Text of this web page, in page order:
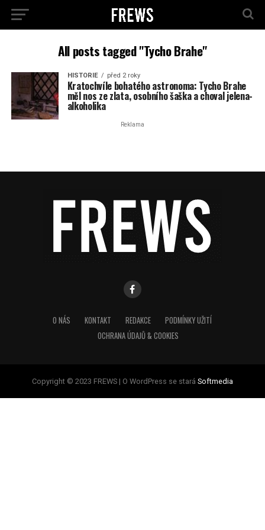
All posts tagged "Tycho Brahe"
HISTORIE před 2 roky
Kratochvíle bohatého astronoma: Tycho Brahe
měl nos ze zlata, osobního šaška a choval jelena-
alkoholika
Reklama
O NÁS KONTAKT REDAKCE
PODMÍNKY UŽITÍ
OCHRANA ÚDAJŮ & COOKIES
Copyright © 2023 FREWS | O WordPress se stará Softmedia